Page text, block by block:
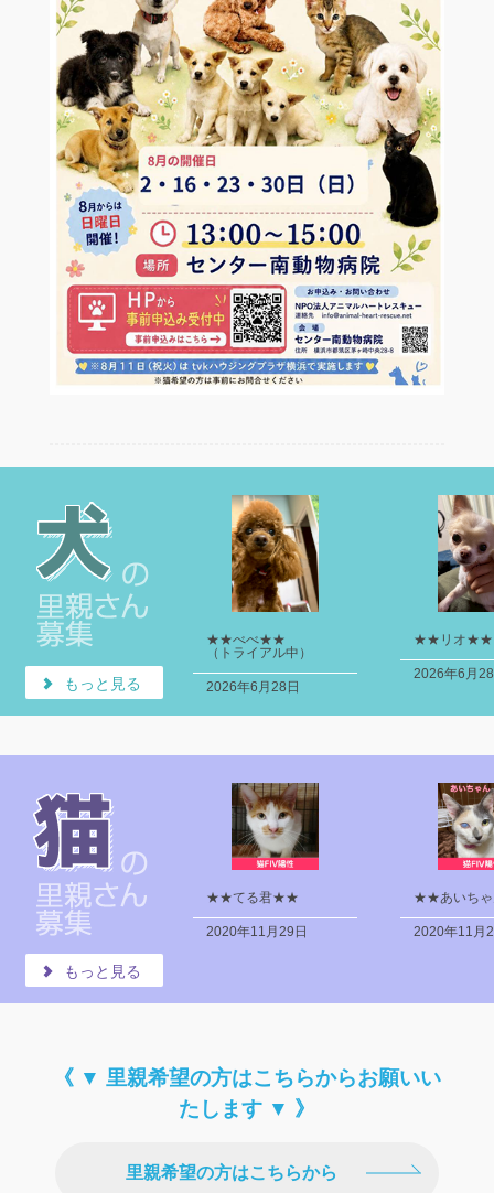
もっと見る
★★べべ★★
（トライアル中）
2026年6月28日
★★リオ★★
2026年6月
もっと見る
★★てる君★★
2020年11月29日
★★あいち
2020年11月
《 ▼ 里親希望の方はこちらからお願いい
たします ▼ 》
里親希望の方はこちらから